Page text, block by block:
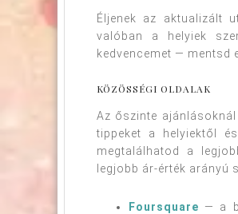
Éljenek az aktualizált
valóban a helyiek
kedvencemet — mentsd
KÖZÖSSÉGI OLDALAK
Az őszinte
tippeket a helyiektől
megtalálhatod a
legjobb ár-érték arányú
Foursquare — a